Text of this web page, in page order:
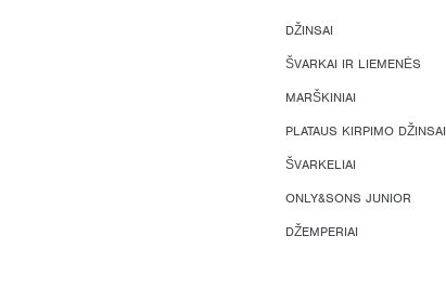
DŽINSAI
ŠVARKAI IR LIEMENĖS
MARŠKINIAI
PLATAUS KIRPIMO DŽINSAI
ŠVARKELIAI
ONLY&SONS JUNIOR
DŽEMPERIAI